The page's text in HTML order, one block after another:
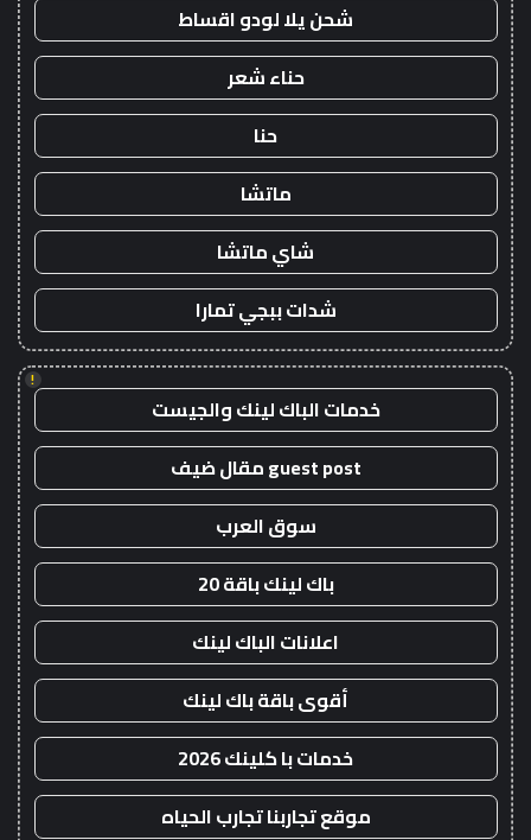
شحن يلا لودو اقساط
حناء شعر
حنا
ماتشا
شاي ماتشا
شدات ببجي تمارا
!
خدمات الباك لينك والجيست
guest post مقال ضيف
سوق العرب
باك لينك باقة 20
اعلانات الباك لينك
أقوى باقة باك لينك
خدمات با كلينك 2026
موقع تجاربنا تجارب الحياه